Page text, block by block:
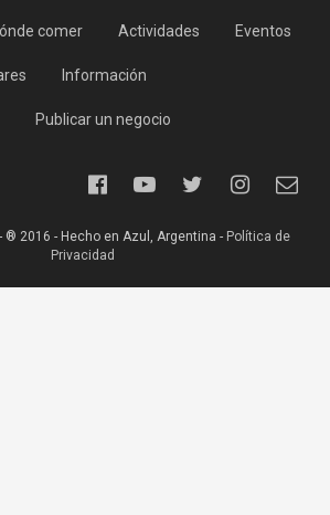
comer Actividades Eventos
Información
Publicar un negocio
® 2016 - Hecho en Azul, Argentina - Política de
Privacidad